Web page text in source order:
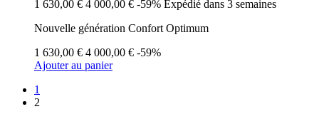
1 630,00 € 4 000,00 € -59% Expédié dans 3 semaines
Nouvelle génération Confort Optimum
1 630,00 € 4 000,00 € -59%
Ajouter au panier
1
2